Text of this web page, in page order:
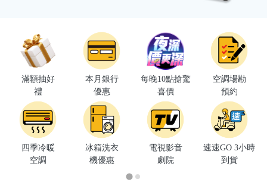
滿額抽好
禮
本月銀行
優惠
每晚10點搶驚
喜價
空調場勘
預約
四季冷暖
空調
冰箱洗衣
機優惠
電視影音
劇院
速速GO 3小時
到貨